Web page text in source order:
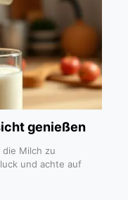
genießen
Milch zu
und achte auf